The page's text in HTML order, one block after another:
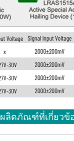
ผลิตภัณฑ์ที่เกี่ยวข้